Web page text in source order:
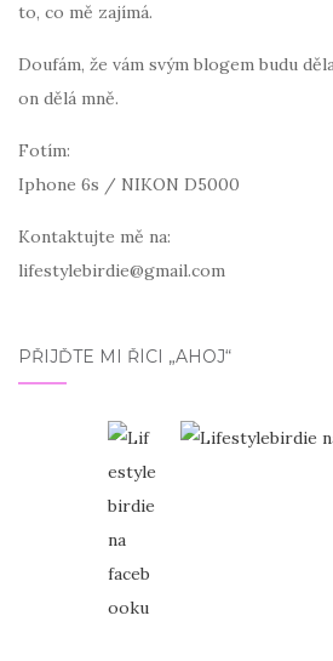
to, co mě zajímá.
Doufám, že vám svým blogem budu
on dělá mně.
Fotím:
Iphone 6s / NIKON D5000
Kontaktujte mě na:
lifestylebirdie@gmail.com
PŘIJĎTE MI ŘÍCI „AHOJ“